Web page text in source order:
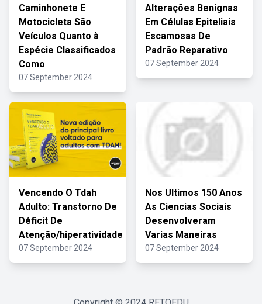
Caminhonete E
Motocicleta São
Veículos Quanto à
Espécie Classificados
Como
07 September 2024
Alterações Benignas
Em Células Epiteliais
Escamosas De
Padrão Reparativo
07 September 2024
Vencendo O Tdah
Adulto: Transtorno De
Déficit De
Atenção/hiperatividade
07 September 2024
Nos Ultimos 150 Anos
As Ciencias Sociais
Desenvolveram
Varias Maneiras
07 September 2024